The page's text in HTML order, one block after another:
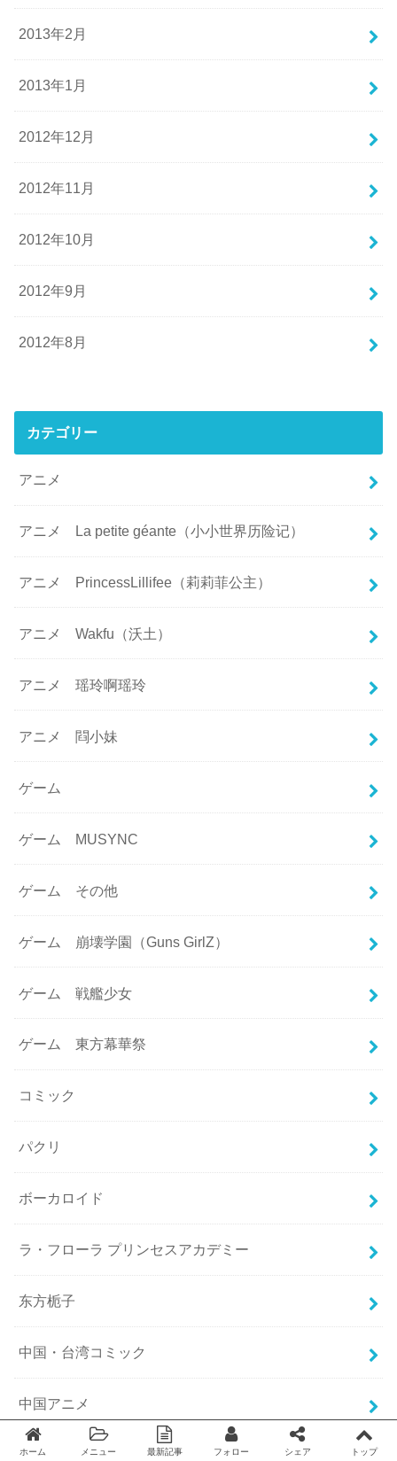
2013年2月
2013年1月
2012年12月
2012年11月
2012年10月
2012年9月
2012年8月
カテゴリー
アニメ
アニメ La petite géante（小小世界历险记）
アニメ PrincessLillifee（莉莉菲公主）
アニメ Wakfu（沃土）
アニメ 瑶玲啊瑶玲
アニメ 閰小妹
ゲーム
ゲーム MUSYNC
ゲーム その他
ゲーム 崩壊学園（Guns GirlZ）
ゲーム 戦艦少女
ゲーム 東方幕華祭
コミック
パクリ
ボーカロイド
ラ・フローラ プリンセスアカデミー
东方栀子
中国・台湾コミック
中国アニメ
中国アニメ 2B HERO 突变英雄传
ホーム メニュー 最新記事 フォロー シェア トップ
Twitter facebook